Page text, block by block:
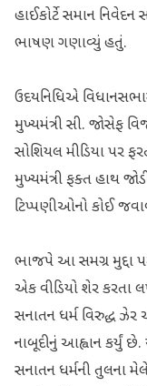
હાઈકોર્ટે સમાન
ભાષણ ગણાવ્યું હતું.
ઉદયનિધિએ
મુખ્યમંત્રી સી. જોસેફ
સોશિયલ મીડિયા પર
મુખ્યમંત્રી ફક્ત હાથ
ટિપ્પણીઓનો કોઈ
ભાજપે આ સમગ્ર મુદ્દા
એક વીડિયો શેર કરતા
સનાતન ધર્મ વિરુદ્ધ
નાબૂદીનું આહ્વાન કર્યું
સનાતન ધર્મની તુલના